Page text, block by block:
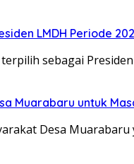
LMDH Periode
sebagai
Muarabaru untuk
Desa